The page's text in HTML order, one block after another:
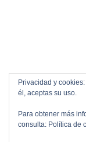
Privacidad y
él, aceptas su uso.
Para obtener más
consulta: Política de